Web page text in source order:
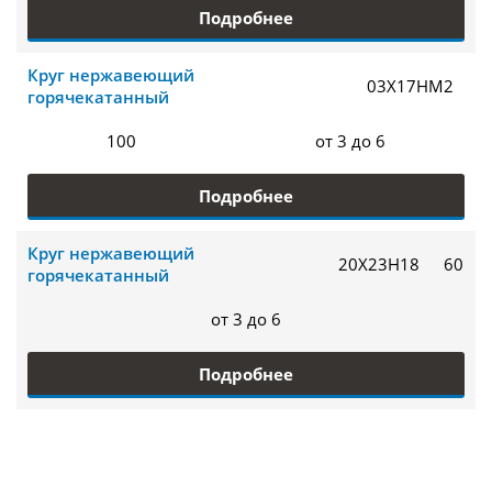
Подробнее
Круг нержавеющий
горячекатанный
03Х17НМ2
100 от 3 до 6
Подробнее
Круг нержавеющий
горячекатанный
20Х23Н18 60
от 3 до 6
Подробнее